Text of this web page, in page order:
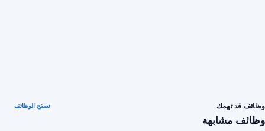
وظائف قد تهمك
وظائف مشابهة
تصفح الوظائف